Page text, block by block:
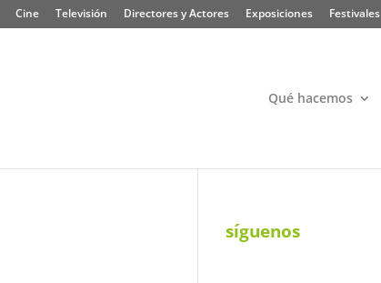
Cine Televisión Directores y Actores Exposiciones Festivales
Qué hacemos
síguenos